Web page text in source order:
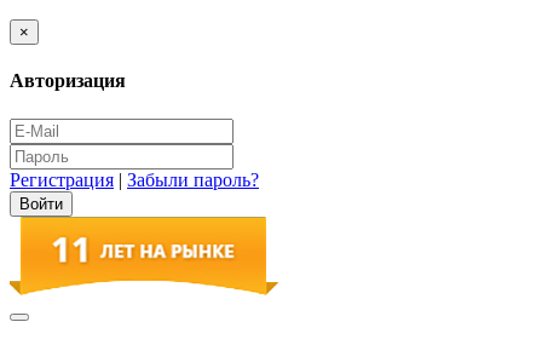
×
Авторизация
Регистрация | Забыли пароль?